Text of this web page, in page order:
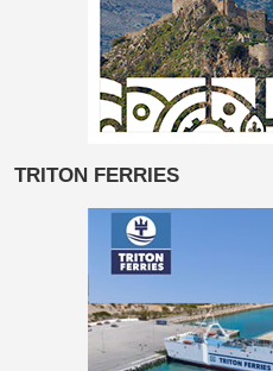
TRITON FERRIES